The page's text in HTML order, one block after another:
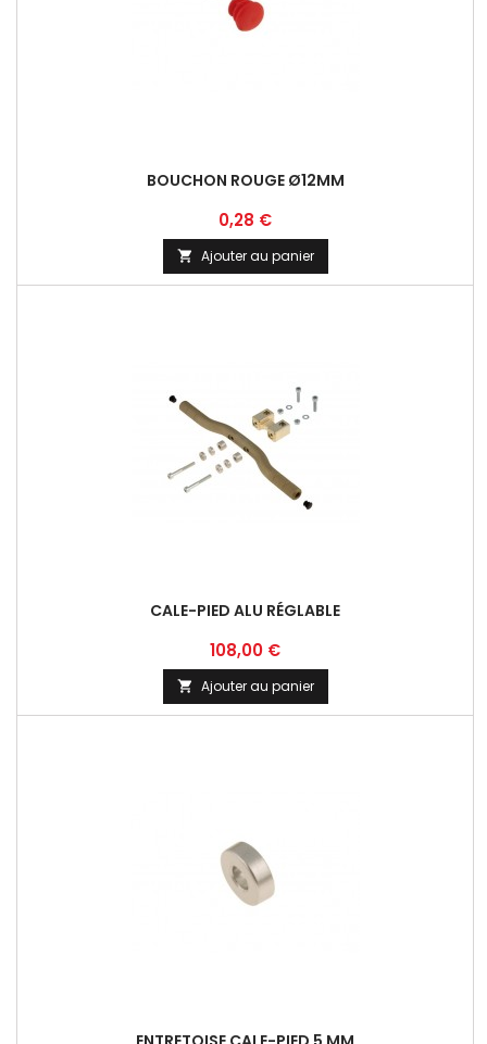
BOUCHON ROUGE Ø12MM
Prix
0,28 €
 Ajouter au panier
CALE-PIED ALU RÉGLABLE
Prix
108,00 €
 Ajouter au panier